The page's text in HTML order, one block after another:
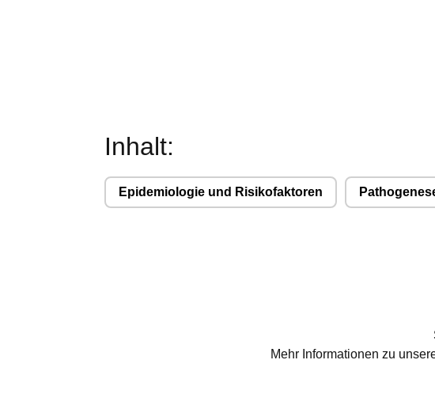
Inhalt:
Epidemiologie und Risikofaktoren
Mehr Informationen zu